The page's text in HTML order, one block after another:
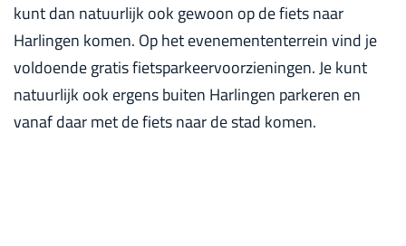
kunt dan natuurlijk ook gewoon op de fiets naar
Harlingen komen. Op het evenemententerrein vind je
voldoende gratis fietsparkeervoorzieningen. Je kunt
natuurlijk ook ergens buiten Harlingen parkeren en
vanaf daar met de fiets naar de stad komen.